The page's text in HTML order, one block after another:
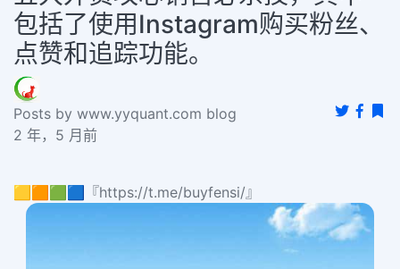
包括了使用Instagram购买粉丝、
点赞和追踪功能。
Posts by www.yyquant.com blog
2 年，5 月前
🟨🟧🟩🟦『https://t.me/buyfensi/』